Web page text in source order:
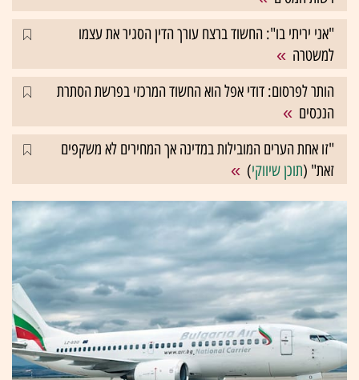
"אני יריתי בו": החשוד ברצח עורך הדין הסגיר את עצמו
למשטרה
הותר לפרסום: דודי אפל הוא החשוד המרכזי בפרשת הסתרת
הנכסים
"זו אחת הערים המובילות במדינה אך המחירים לא משקפים
זאת" (תוכן שיווקי)